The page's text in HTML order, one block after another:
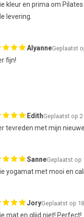
kleur en prima om
levering.
AlyanneGeplaatst
fijn!
EdithGeplaatst op
tevreden met mijn
SanneGeplaatst op
yogamat met mooi en
JoryGeplaatst op
mat en glijd niet! Perfect!